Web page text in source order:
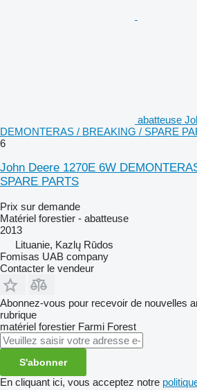
abatteuse
DEMONTERAS / BREAKING / SPARE
6
John Deere 1270E 6W
SPARE PARTS
Prix sur demande
Matériel forestier - abatteuse
2013
Lituanie, Kazlų Rūdos
Fomisas UAB company
Contacter le vendeur
Abonnez-vous pour recevoir de nouvelles
rubrique
matériel forestier Farmi Forest
S'abonner
En cliquant ici, vous acceptez notre